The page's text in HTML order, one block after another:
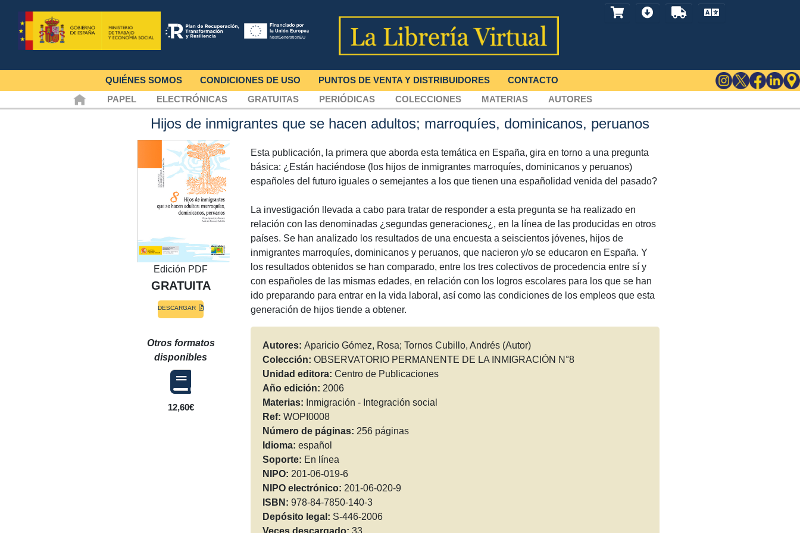
QUIÉNES SOMOS CONDICIONES DE USO PUNTOS DE VENTA Y DISTRIBUIDORES
CONTACTO
PAPEL
ELECTRÓNICAS GRATUITAS PERIÓDICAS COLECCIONES MATERIAS AUTORES
Hijos de inmigrantes que se hacen adultos; marroquíes, dominicanos, peruanos
Edición PDF
GRATUITA
DESCARGAR
Otros formatos
disponibles
12,60€
Esta publicación, la primera que aborda esta temática en España, gira en torno a una pregunta
básica: ¿Están haciéndose (los hijos de inmigrantes marroquíes, dominicanos y peruanos)
españoles del futuro iguales o semejantes a los que tienen una españolidad venida del pasado?
La investigación llevada a cabo para tratar de responder a esta pregunta se ha realizado en
relación con las denominadas ¿segundas generaciones¿, en la línea de las producidas en otros
países. Se han analizado los resultados de una encuesta a seiscientos jóvenes, hijos de
inmigrantes marroquíes, dominicanos y peruanos, que nacieron y/o se educaron en España. Y
los resultados obtenidos se han comparado, entre los tres colectivos de procedencia entre sí y
con españoles de las mismas edades, en relación con los logros escolares para los que se han
ido preparando para entrar en la vida laboral, así como las condiciones de los empleos que esta
generación de hijos tiende a obtener.
Autores: Aparicio Gómez, Rosa; Tornos Cubillo, Andrés (Autor)
Colección: OBSERVATORIO PERMANENTE DE LA INMIGRACIÓN N°8
Unidad editora: Centro de Publicaciones
Año edición: 2006
Materias: Inmigración - Integración social
Ref: WOPI0008
Número de páginas: 256 páginas
Idioma: español
Soporte: En línea
NIPO: 201-06-019-6
NIPO electrónico: 201-06-020-9
ISBN: 978-84-7850-140-3
Depósito legal: S-446-2006
Veces descargado: 33